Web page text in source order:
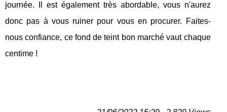
journée. Il est également très abordable, vous n'aurez
donc pas à vous ruiner pour vous en procurer. Faites-
nous confiance, ce fond de teint bon marché vaut chaque
centime !